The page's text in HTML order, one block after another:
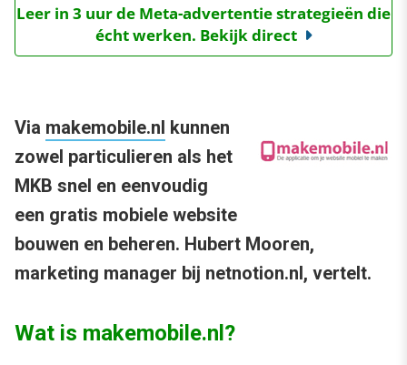
Leer in 3 uur de Meta-advertentie strategieën die
écht werken. Bekijk direct
Via makemobile.nl kunnen
zowel particulieren als het
MKB snel en eenvoudig
een gratis mobiele website
bouwen en beheren. Hubert Mooren,
marketing manager bij netnotion.nl, vertelt.
Wat is makemobile.nl?